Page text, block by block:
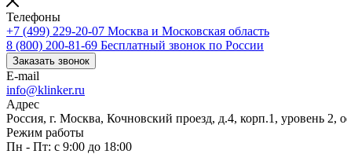
Телефоны
+7 (499) 229-20-07 Москва и Московская область
8 (800) 200-81-69 Бесплатный звонок по России
Заказать звонок
E-mail
info@klinker.ru
Адрес
Россия, г. Москва, Кочновский проезд, д.4, корп.1,
Режим работы
Пн - Пт: с 9:00 до 18:00